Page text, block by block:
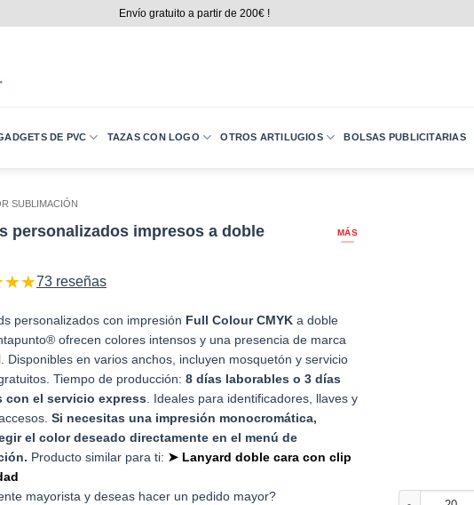
Envío gratuito a partir de 200€ !
DE PVC TAZAS CON LOGO OTROS ARTILUGIOS BOLSAS PUBLICITARIAS
SUBLIMACIÓN
personalizados impresos a doble
★★73 reseñas
MÁS
personalizados con impresión Full Colour CMYK a doble
ofrecen colores intensos y una presencia de marca
Disponibles en varios anchos, incluyen mosquetón y servicio
Tiempo de producción:8 días laborables o 3 días
con el servicio express . Ideales para identificadores, llaves y
Si necesitas una impresión monocromática,
el color deseado directamente en el menú de
Producto similar para ti: ➤ Lanyard doble cara con clip
mayorista y deseas hacer un pedido mayor?